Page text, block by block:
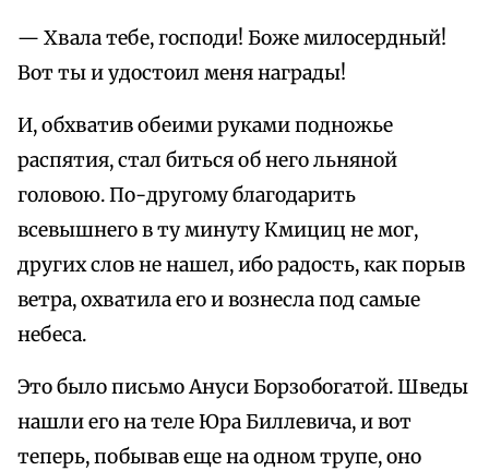
— Хвала тебе, господи! Боже милосердный!
Вот ты и удостоил меня награды!
И, обхватив обеими руками подножье
распятия, стал биться об него льняной
головою. По-другому благодарить
всевышнего в ту минуту Кмициц не мог,
других слов не нашел, ибо радость, как порыв
ветра, охватила его и вознесла под самые
небеса.
Это было письмо Ануси Борзобогатой. Шведы
нашли его на теле Юра Биллевича, и вот
теперь, побывав еще на одном трупе, оно